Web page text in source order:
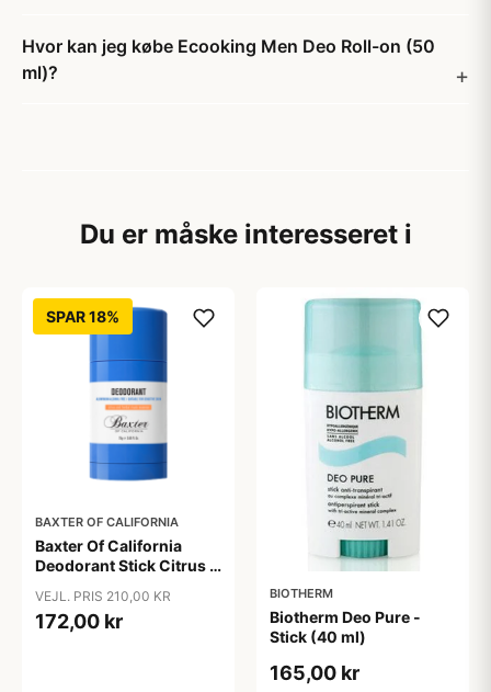
Hvor kan jeg købe Ecooking Men Deo Roll-on (50
ml)?
Du er måske interesseret i
SPAR 18%
BAXTER OF CALIFORNIA
Baxter Of California
Deodorant Stick Citrus &
VEJL. PRIS 210,00 KR
172,00 kr
BIOTHERM
Biotherm Deo Pure -
Stick (40 ml)
165,00 kr